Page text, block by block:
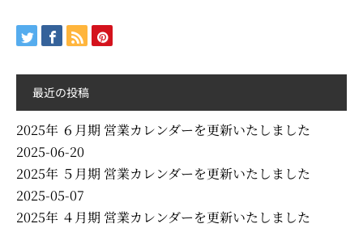
最近の投稿
2025年 ６月期 営業カレンダーを更新いたしました
2025-06-20
2025年 ５月期 営業カレンダーを更新いたしました
2025-05-07
2025年 ４月期 営業カレンダーを更新いたしました